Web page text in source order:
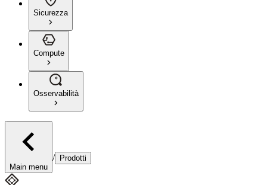
Sicurezza
Compute
Osservabilità
Main menu
/ Prodotti